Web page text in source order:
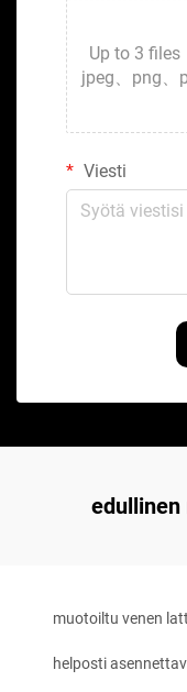
Up to 3 files
jpeg、png、
Viesti
muotoiltu venen
helposti